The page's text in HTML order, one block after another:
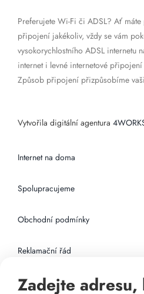
Preferujete Wi-Fi či ADSL? Ať
připojení jakékoliv, vždy se vám
vysokorychlostního ADSL internetu
internet i levné internetové
Způsob připojení přizpůsobíme
Vytvořila digitální agentura
Internet na doma
Spolupracujeme
Obchodní podmínky
Reklamační řád
Připojení k internetu
Zadejte adresu,